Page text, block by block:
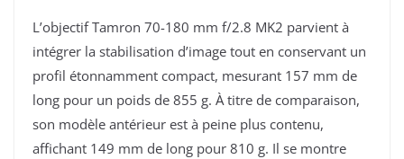
L’objectif Tamron 70-180 mm f/2.8 MK2 parvient à
intégrer la stabilisation d’image tout en conservant un
profil étonnamment compact, mesurant 157 mm de
long pour un poids de 855 g. À titre de comparaison,
son modèle antérieur est à peine plus contenu,
affichant 149 mm de long pour 810 g. Il se montre